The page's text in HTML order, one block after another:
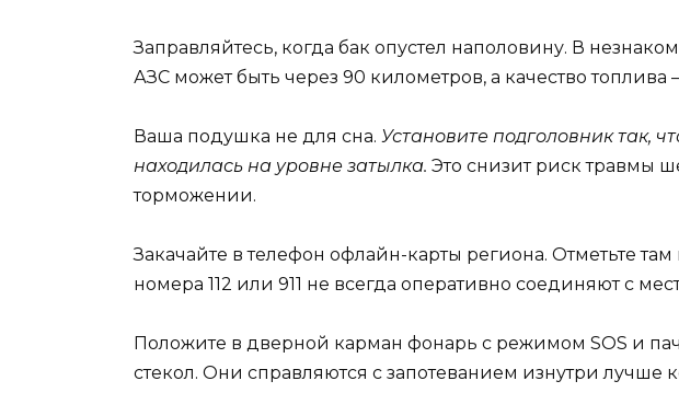
Заправляйтесь, когда бак опустел наполовину. В
АЗС может быть через 90 километров, а качество топлива
Ваша подушка не для сна. Установите подголовник так,
находилась на уровне затылка. Это снизит риск травмы
торможении.
Закачайте в телефон офлайн-карты региона. Отметьте
номера 112 или 911 не всегда оперативно соединяют с
Положите в дверной карман фонарь с режимом SOS и
стекол. Они справляются с запотеванием изнутри лучше